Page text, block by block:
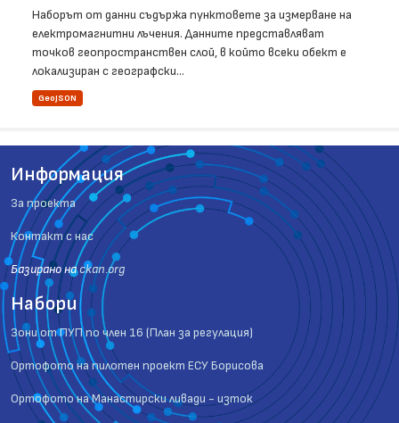
Наборът от данни съдържа пунктовете за измерване на
електромагнитни лъчения. Данните представляват
точков геопространствен слой, в който всеки обект е
локализиран с географски...
GeoJSON
Информация
За проекта
Контакт с нас
Базиранo наckan.org
Набори
Зони от ПУП по член 16 (План за регулация)
Ортофото на пилотен проект ЕСУ Борисова
Ортофото на Манастирски ливади - изток